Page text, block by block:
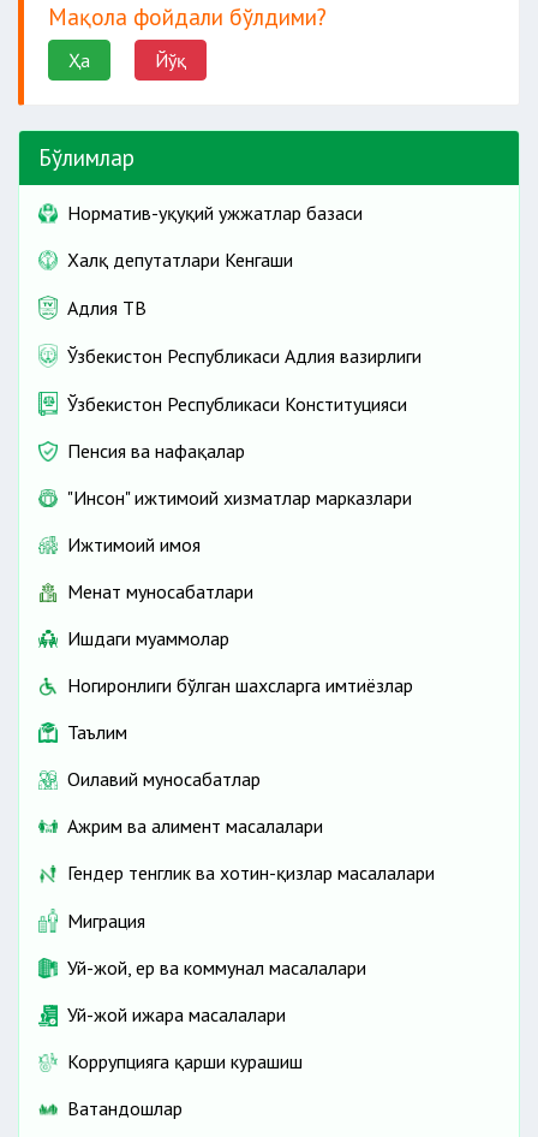
тилхат олинади
Мақола фойдали бўлдими?
Ҳа Йўқ
Бўлимлар
Норматив-ҳуқуқий ҳужжатлар базаси
Халқ депутатлари Кенгаши
Адлия ТВ
Ўзбекистон Республикаси Адлия вазирлиги
Ўзбекистон Республикаси Конституцияси
Пенсия ва нафақалар
"Инсон" ижтимоий хизматлар марказлари
Ижтимоий ҳимоя
Меҳнат муносабатлари
Ишдаги муаммолар
Ногиронлиги бўлган шахсларга имтиёзлар
Таълим
Оилавий муносабатлар
Ажрим ва алимент масалалари
Гендер тенглик ва хотин-қизлар масалалари
Миграция
Уй-жой, ер ва коммунал масалалари
Уй-жой ижара масалалари
Коррупцияга қарши курашиш
Ватандошлар